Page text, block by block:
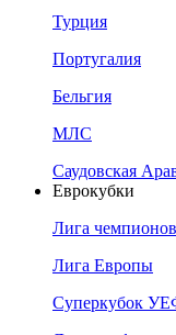
Турция
Португалия
Бельгия
МЛС
Саудовская
Еврокубки
Лига чемпионов
Лига Европы
Суперкубок